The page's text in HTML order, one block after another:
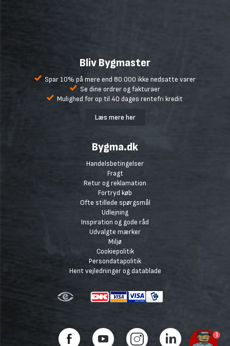
Bliv Bygmaster
Spar 10% på mere end 80.000 ikke nedsatte varer
Se dine ordrer og fakturaer
Mulighed for op til 40 dages rentefri kredit
Læs mere her
Bygma.dk
Handelsbetingelser
Fragt
Retur og reklamation
Fortryd køb
Ofte stillede spørgsmål
Udlejning
Inspiration og gode råd
Udvalgte mærker
Miljø
Cookiepolitik
Persondatapolitik
Hent vejledninger og datablade
1